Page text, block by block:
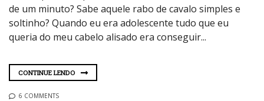
de um minuto? Sabe aquele rabo de cavalo simples e
soltinho? Quando eu era adolescente tudo que eu
queria do meu cabelo alisado era conseguir...
CONTINUE LENDO
6 COMMENTS